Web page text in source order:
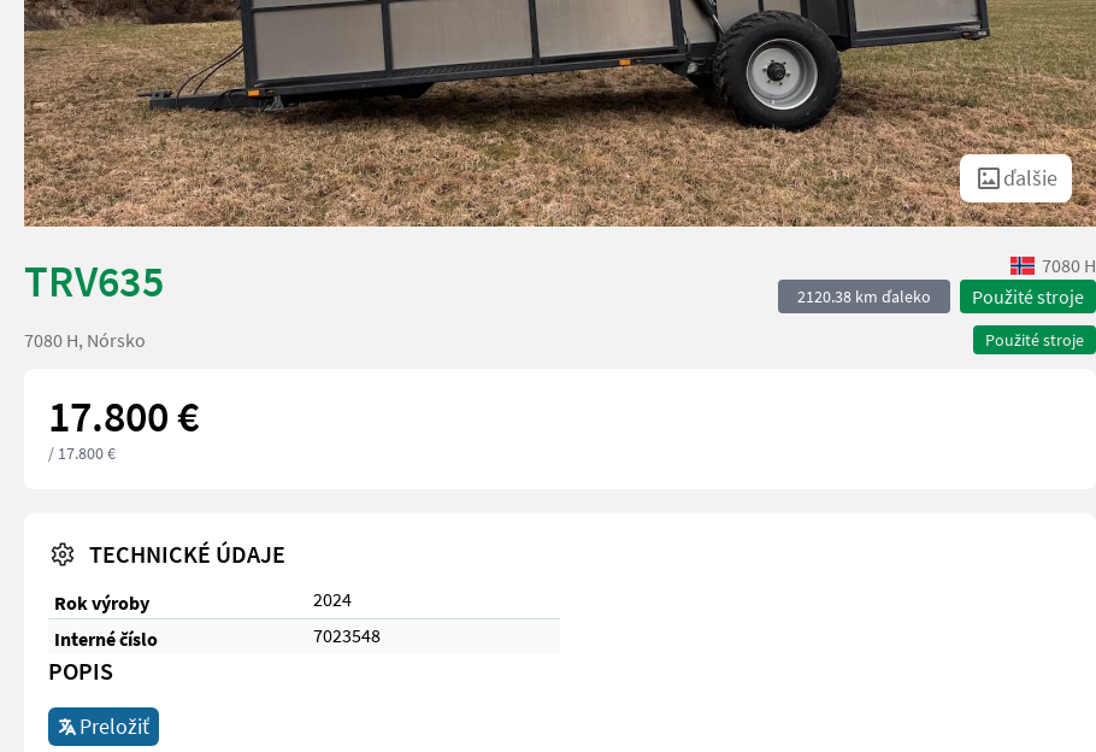
ďalšie
TRV635 7080 H
2120.38 km ďaleko Použité stroje
Použité stroje
7080 H, Nórsko
17.800 €
/ 17.800 €
TECHNICKÉ ÚDAJE
Rok výroby
2024
Interné číslo
7023548
POPIS
Preložiť